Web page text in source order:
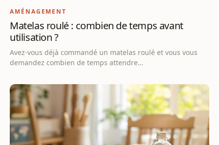
AMÉNAGEMENT
Matelas roulé : combien de temps avant
utilisation ?
Avez-vous déjà commandé un matelas roulé et vous vous
demandez combien de temps attendre…